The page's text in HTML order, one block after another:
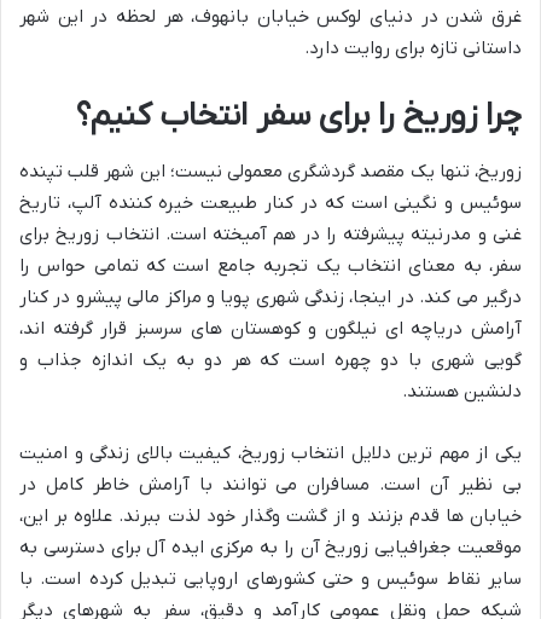
غرق شدن در دنیای لوکس خیابان بانهوف، هر لحظه در این شهر
داستانی تازه برای روایت دارد.
چرا زوریخ را برای سفر انتخاب کنیم؟
زوریخ، تنها یک مقصد گردشگری معمولی نیست؛ این شهر قلب تپنده
سوئیس و نگینی است که در کنار طبیعت خیره کننده آلپ، تاریخ
غنی و مدرنیته پیشرفته را در هم آمیخته است. انتخاب زوریخ برای
سفر، به معنای انتخاب یک تجربه جامع است که تمامی حواس را
درگیر می کند. در اینجا، زندگی شهری پویا و مراکز مالی پیشرو در کنار
آرامش دریاچه ای نیلگون و کوهستان های سرسبز قرار گرفته اند،
گویی شهری با دو چهره است که هر دو به یک اندازه جذاب و
دلنشین هستند.
یکی از مهم ترین دلایل انتخاب زوریخ، کیفیت بالای زندگی و امنیت
بی نظیر آن است. مسافران می توانند با آرامش خاطر کامل در
خیابان ها قدم بزنند و از گشت وگذار خود لذت ببرند. علاوه بر این،
موقعیت جغرافیایی زوریخ آن را به مرکزی ایده آل برای دسترسی به
سایر نقاط سوئیس و حتی کشورهای اروپایی تبدیل کرده است. با
شبکه حمل ونقل عمومی کارآمد و دقیق، سفر به شهرهای دیگر